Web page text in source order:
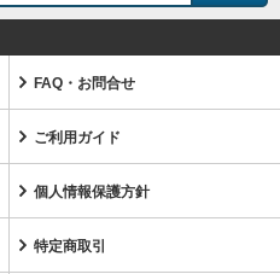
FAQ・お問合せ
ご利用ガイド
個人情報保護方針
特定商取引